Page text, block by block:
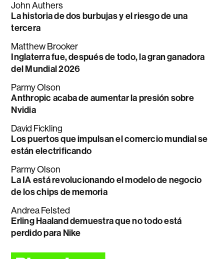
John Authers
La historia de dos burbujas y el riesgo de una
tercera
Matthew Brooker
Inglaterra fue, después de todo, la gran ganadora
del Mundial 2026
Parmy Olson
Anthropic acaba de aumentar la presión sobre
Nvidia
David Fickling
Los puertos que impulsan el comercio mundial se
están electrificando
Parmy Olson
La IA está revolucionando el modelo de negocio
de los chips de memoria
Andrea Felsted
Erling Haaland demuestra que no todo está
perdido para Nike